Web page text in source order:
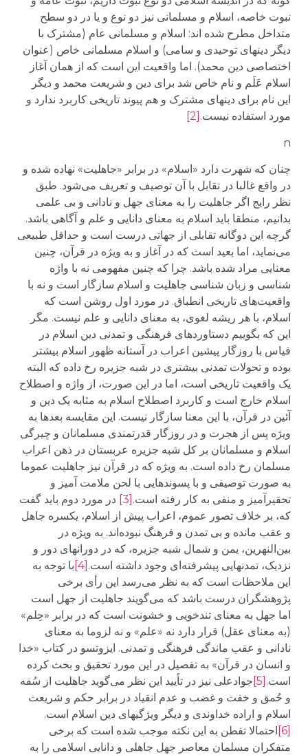
نبوت خاصه، اسلام و مسلمانی نیز دو نوع و یا در دو سطح
متداخل مطرح شده اند: اسلام و مسلمانی عام (مشترک با
دیگر دینهای توحیدی و سامی) و اسلام مسلمانی خاص (عنوان
اختصاصی دین محمد). اما واقعیت این است که از همان آغاز
اسلام عَلَم و نام خاص شد برای دین و شریعت محمد و دیگر
این نام برای دینهای مشترک و هم پیوند تاریخی کاربرد ندارد و
مورد استفاده نیست.
n
چنان که شهرت دارد «اسلام» در برابر «جاهلیت» نهاده شده و
در واقع غالبا در تقابل با آن توصیف و تعریف می‌شود. طبق
نظر رایج اگر جاهلیت را به معنای جهل و نادانی و بی علمی
بدانیم، منطقا باید اسلام به معنای دانایی و علم و آگاهی باشد.
گرچه این دوگانه تقابلی از جهاتی درست است و حداقل طبیعی
می‌نماید، اما بعید است که در آغاز و به ویژه در قرآن، چنین
معنایی مراد شده باشد. چرا که چنین مفهومی نه با واژه
شناسی و زبان شناسی جاهلیت و اسلام سازگار است و نه با
واقعیت‌های تاریخی انطباق. در مورد اول روشن است که
اسلام، با هر ریشه لغوی، به معنای دانایی و علم نیست. مگر
این که بگوییم دستاوردهای فرهنگی و تمدنی دین اسلام در
قیاس با روزگار پیشین اعراب در آستانه ظهور اسلام بیشتر
بوده و تحولات تمدنی بیشتری در شبه جزیره رخ داده که البته
یک واقعیت تاریخی است، اما در این صورت، از واژه و اصطلاح
اسلام خارج است و کاربرد اصطلاح اسلام به مثابه یک دین و
آئین در قرآن، با این معنا سازگار نیست. این مقایسه بعدها به
ویژه پس از هجرت و در روزگار قدرتمندی مسلمانان و چیرگی
اسلام و مسلمانان بر کل شبه جزیره عربستان در ذهن اعراب
مسلمان رخ داده است. به ویژه که در قرآن نیز جاهلیت عموما
به صورت توصیفی و با پسوندهایی با لحن ملامت آمیز و
تحقیرآمیز و منفی به کار رفته است. [3]
در مورد دوم باید گفت
که، بر خلاف تصور عموم، اعراب پیش از اسلام، یکسره جاهل
و عقب مانده و بی تمدن و فرهنگ نبوده‌اند. به ویژه در
بین‌النهرین، یمن و شمال شبه جزیره، که در دورانهای دور و
نزدیک، تمدنهایی پیشرفته‌ای وجود داشته است. [4]
با توجه به
این ملاحظات است که به نظر می‌رسد این رأی برخی
پژوهشگران درست باشد که می‌گویند جاهلیت از جهل است
اما جهل به معنای تندخویی و خشونت است که در برابر «حِلم»
(به معنای عقل) قرار دارد نه «علم» و نه لزوما به معنای
نادانی و عقب ماندگی فرهنگی و تمدنی. ایزوتسو در کتاب «خدا
و انسان در قرآن» به تفصیل در این مورد تحقیق و بحث کرده
است. [5]
جوادعلی نیز در تأیید این نظر می‌گوید جاهلیت از سُفه
و حُمق و خفت و غضب و عدم انقیاد در برابر حکم و شریعت
اسلام و اراده خداوندی و دیگر ویژگیهای دین اسلام است.
[6]
احتمالا تفطن به این نکته موجب شده است که برخی
متفکران مسلمان معاصر جهل جاهلی و دانایی اسلامی را به